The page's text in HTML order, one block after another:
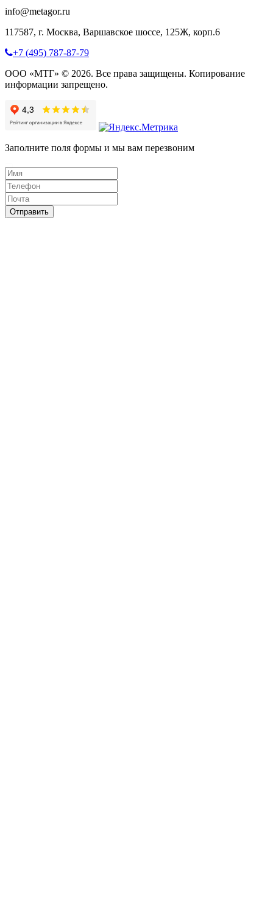
info@metagor.ru
117587, г. Москва, Варшавское шоссе, 125Ж, корп.6
+7 (495) 787-87-79
ООО «МТГ» © 2026. Все права защищены. Копирование
информации запрещено.
Заполните поля формы и мы вам перезвоним
Отправить